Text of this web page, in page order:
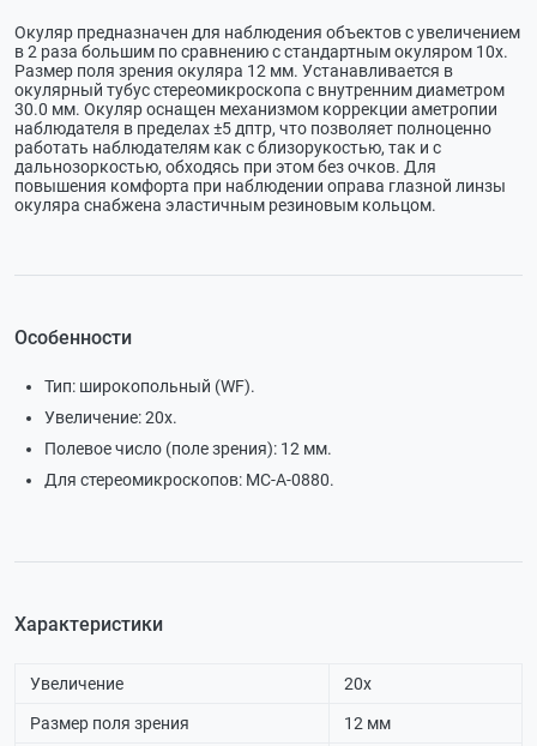
Окуляр предназначен для наблюдения объектов с увеличением
в 2 раза большим по сравнению с стандартным окуляром 10х.
Размер поля зрения окуляра 12 мм. Устанавливается в
окулярный тубус стереомикроскопа с внутренним диаметром
30.0 мм. Окуляр оснащен механизмом коррекции аметропии
наблюдателя в пределах ±5 дптр, что позволяет полноценно
работать наблюдателям как с близорукостью, так и с
дальнозоркостью, обходясь при этом без очков. Для
повышения комфорта при наблюдении оправа глазной линзы
окуляра снабжена эластичным резиновым кольцом.
Особенности
Тип: широкопольный (WF).
Увеличение: 20х.
Полевое число (поле зрения): 12 мм.
Для стереомикроскопов: МС-A-0880.
Характеристики
Увеличение 20х
Размер поля зрения 12 мм